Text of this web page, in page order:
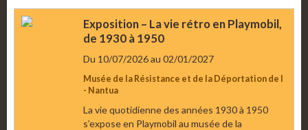
Exposition – La vie rétro en Playmobil,
de 1930 à 1950
Du 10/07/2026au 02/01/2027
Musée de la Résistance et de la Déportation de l
- Nantua
La vie quotidienne des années 1930 à 1950
s’expose en Playmobil au musée de la